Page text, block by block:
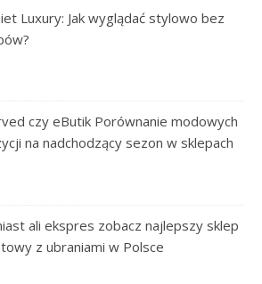
Luxury: Jak wyglądać stylowo bez
czy eButik Porównanie modowych
na nadchodzący sezon w sklepach
ali ekspres zobacz najlepszy sklep
z ubraniami w Polsce